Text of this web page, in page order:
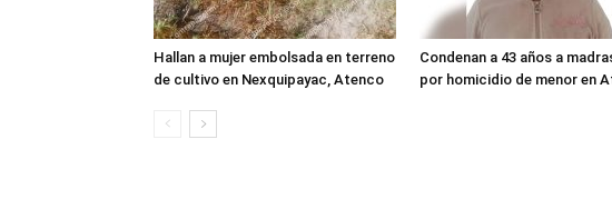
Hallan a mujer embolsada en terreno
de cultivo en Nexquipayac, Atenco
Condenan a 43 años a
por homicidio de menor en